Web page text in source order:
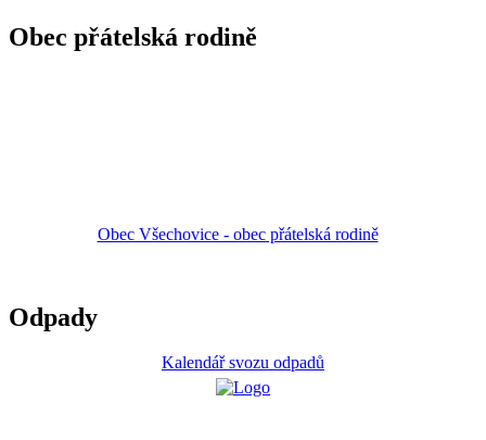
Obec přátelská rodině
Obec Všechovice - obec přátelská rodině
Odpady
Kalendář svozu odpadů